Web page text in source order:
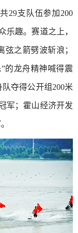
29支队伍参加200
乐趣。赛道之上，
之箭劈波斩浪；
的龙舟精神喊得震
夺得公开组200米
军；霍山经济开发